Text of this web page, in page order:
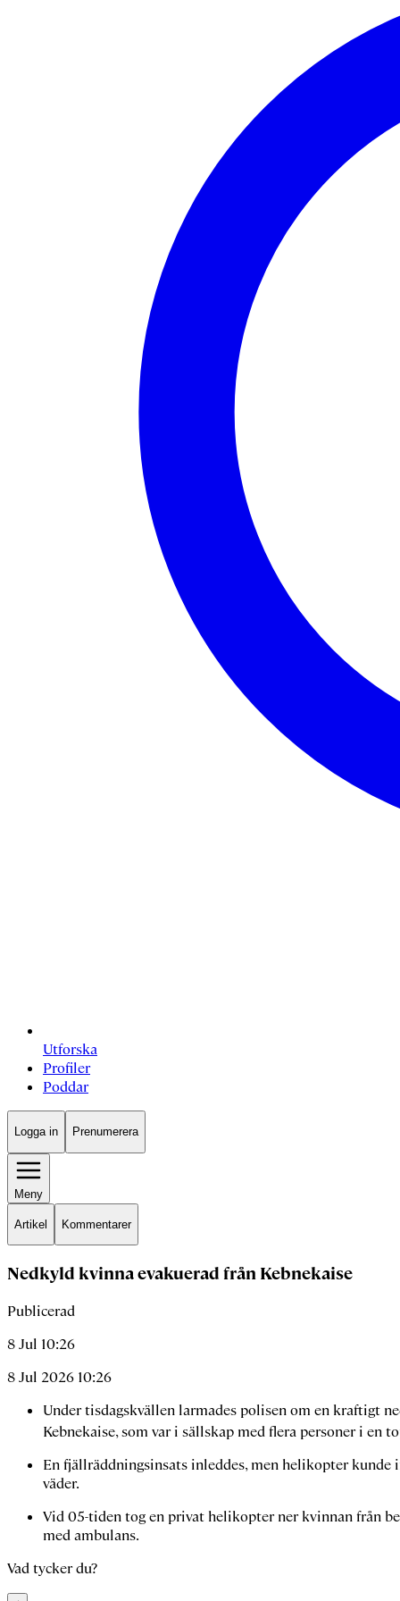
Utforska
Profiler
Poddar
Logga in Prenumerera
Meny
Artikel Kommentarer
Nedkyld kvinna evakuerad från Kebnekaise
Publicerad
8 Jul 10:26
8 Jul 2026 10:26
Under tisdagskvällen larmades polisen om en kraftigt
Kebnekaise, som var i sällskap med flera personer i en
En fjällräddningsinsats inleddes, men helikopter
väder.
Vid 05-tiden tog en privat helikopter ner kvinnan från
med ambulans.
Vad tycker du?